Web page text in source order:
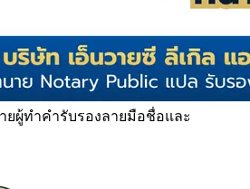
ยผู้ทำคำรับรองลายมือชื่อและ